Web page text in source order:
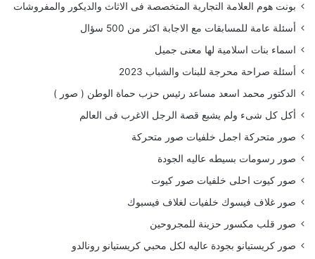
بونت هوم العلامة التجارية المتخصصة فى الاثاث والديكور والمفروشات
أسئلة عامة للمسابقات مع الاجابة اكثر من 500 سؤال
اسماء بنات اسلامية لها معنى جميل
أسئلة صراحة محرجة للبنات والشباب 2023
الدكتور محمد اسعد مساعد رئيس حزب حماة الوطن ( صور )
أكل كل شىء ولم يشبع قصة الرجل الاغرب فى العالم
صور متحركة اجمل خلفيات صور متحركة
صور رسومات بسيطه عاليه الجودة
صور كيوت احلى خلفيات صور كيوت
صور غلاف فيسوك خلفيات لغلاف فيسبوك
صور قلب مكسور حزينة للمجروحين
صور كريستيانو بجودة عاليه لكل محبي كريستيانو رونالدو